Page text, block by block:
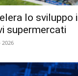
lo sviluppo
supermercati
2026